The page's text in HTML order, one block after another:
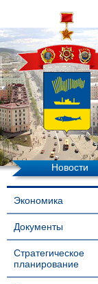
Новости
Экономика
Документы
Стратегическое
планирование